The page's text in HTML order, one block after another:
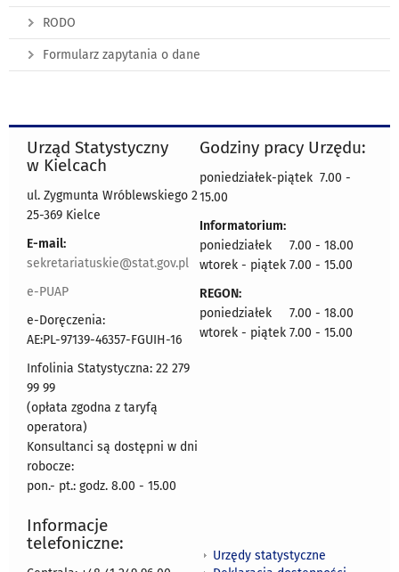
RODO
Formularz zapytania o dane
Urząd Statystyczny
w Kielcach
ul. Zygmunta Wróblewskiego 2
25-369 Kielce
E-mail:
sekretariatuskie@stat.gov.pl
e-PUAP
e-Doręczenia:
AE:PL-97139-46357-FGUIH-16
Infolinia Statystyczna: 22 279
99 99
(opłata zgodna z taryfą
operatora)
Konsultanci są dostępni w dni
robocze:
pon.- pt.: godz. 8.00 - 15.00
Godziny pracy Urzędu:
poniedziałek-piątek 7.00 -
15.00
Informatorium:
poniedziałek 7.00 - 18.00
wtorek - piątek 7.00 - 15.00
REGON:
poniedziałek 7.00 - 18.00
wtorek - piątek 7.00 - 15.00
Informacje
telefoniczne:
Urzędy statystyczne